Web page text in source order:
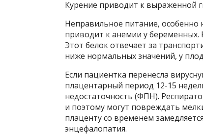
Курение приводит к выраженной
Неправильное питание, особенно
приводит к анемии у беременных.
Этот белок отвечает за
ниже нормальных значений, у
Если пациентка перенесла
плацентарный период 12-15
недостаточность (ФПН).
и поэтому могут повреждать
плаценту со временем
энцефалопатия.